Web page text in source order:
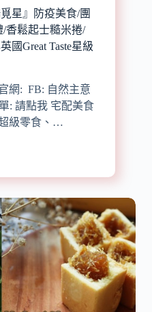
星』防疫美食/團
香鬆起士糙米捲/
國Great Taste星級
網: FB: 自然主意
: 請點我 宅配美食
級零食、…